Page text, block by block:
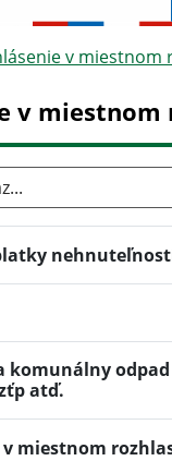
v miestnom
v miestnom
nehnuteľností
komunálny
atď.
miestnom